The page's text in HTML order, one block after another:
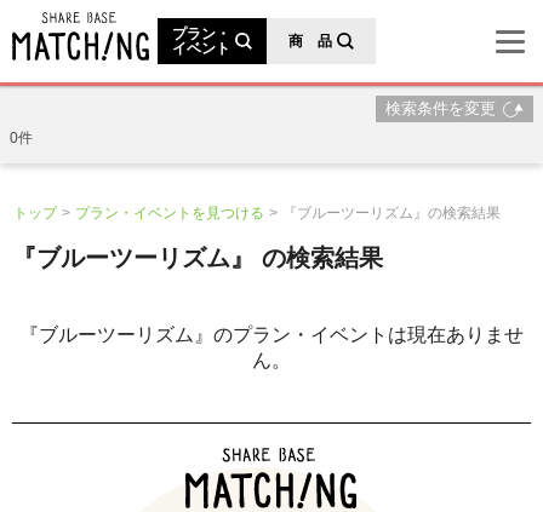
プラン・
イベント
商 品
検索条件を変更
0件
トップ プラン・イベントを見つける 『ブルーツーリズム』の検索結果
『ブルーツーリズム』 の検索結果
『ブルーツーリズム』のプラン・イベントは現在ありませ
ん。